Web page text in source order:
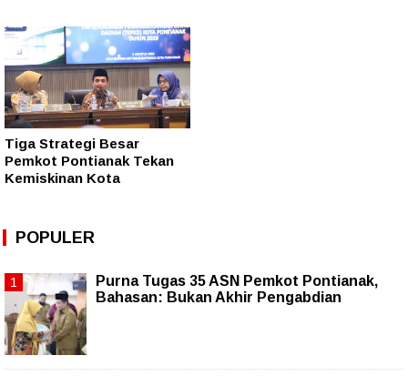
Tiga Strategi Besar
Pemkot Pontianak Tekan
Kemiskinan Kota
POPULER
Purna Tugas 35 ASN Pemkot Pontianak,
Bahasan: Bukan Akhir Pengabdian